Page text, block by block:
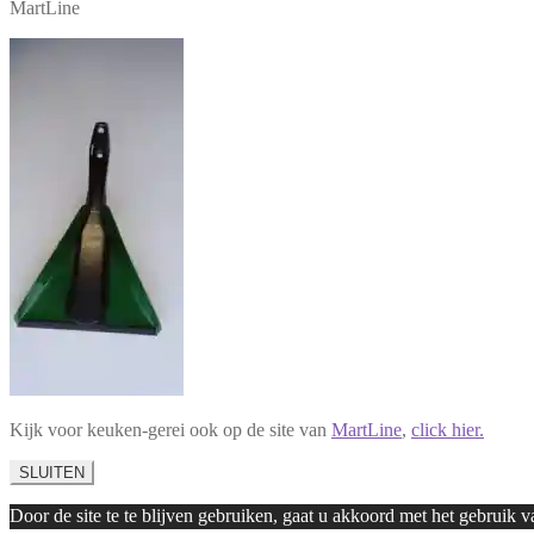
MartLine
Kijk voor keuken-gerei ook op de site van MartLine, click hier.
SLUITEN
Door de site te te blijven gebruiken, gaat u akkoord met het gebruik